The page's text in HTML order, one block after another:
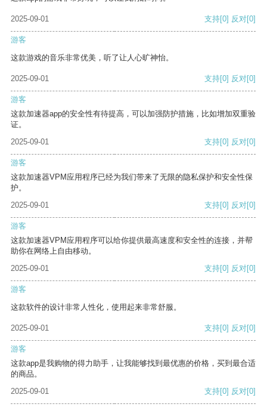
2025-09-01 支持[0] 反对[0]
游客
这款游戏的音乐非常优美，听了让人心旷神怡。
2025-09-01 支持[0] 反对[0]
游客
这款加速器app的安全性有待提高，可以加强防护措施，比如增加双重验
证。
2025-09-01
支持[0] 反对[0]
游客
这款加速器VPM应用程序已经为我们带来了无限的隐私保护和安全性保
护。
2025-09-01
支持[0] 反对[0]
游客
这款加速器VPM应用程序可以给你提供最高速度和安全性的连接，并帮
助你在网络上自由移动。
2025-09-01
支持[0] 反对[0]
游客
这款软件的设计非常人性化，使用起来非常舒服。
2025-09-01 支持[0] 反对[0]
游客
这款app是我购物的得力助手，让我能够找到最优惠的价格，买到最合适
的商品。
2025-09-01
支持[0] 反对[0]